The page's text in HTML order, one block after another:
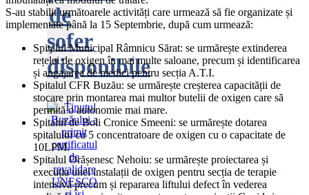
de
șofer
disponibile
S-au stabilit următoarele activități care urmează să fie organizate și
implementate până la 15 Septembrie, după cum urmează:
Spitalul Municipal Râmnicu Sărat: se urmărește extinderea
rețelei de oxigen în mai multe saloane, precum și identificarea
și angajarea de medici pentru secția A.T.I.
Spitalul CFR Buzău: se urmărește creșterea capacității de
stocare prin montarea mai multor butelii de oxigen care să
permită o autonomie mai mare.
Spitalul de Boli Cronice Smeeni: se urmărește dotarea
spitalului cu 5 concentratoare de oxigen cu o capacitate de
10LPM.
Spitalul Orășenesc Nehoiu: se urmărește proiectarea și
execuția unei instalații de oxigen pentru secția de terapie
intensivă precum și repararea liftului defect în vederea